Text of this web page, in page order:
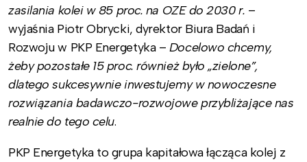
zasilania kolei w 85 proc. na OZE do 2030 r. –
wyjaśnia Piotr Obrycki, dyrektor Biura Badań i
Rozwoju w PKP Energetyka – Docelowo chcemy,
żeby pozostałe 15 proc. również było „zielone”,
dlatego sukcesywnie inwestujemy w nowoczesne
rozwiązania badawczo-rozwojowe przybliżające nas
realnie do tego celu.
PKP Energetyka to grupa kapitałowa łącząca kolej z